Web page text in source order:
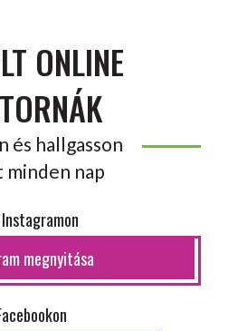
ONLINE
és hallgasson
minden nap
megnyitása